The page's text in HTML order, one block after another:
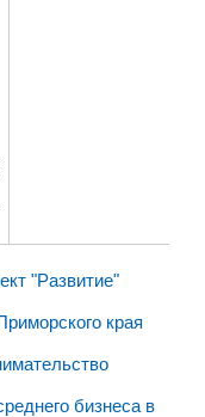
"Развитие"
края
бизнеса в